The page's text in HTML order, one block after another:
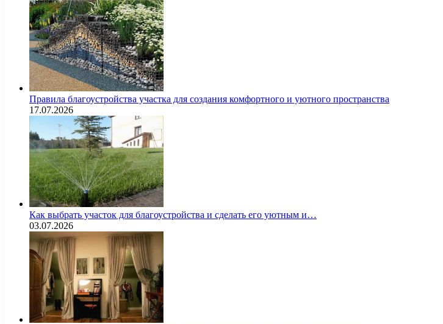
Правила благоустройства участка для создания комфортного и уютного пространства
17.07.2026
Как выбрать участок для благоустройства и сделать его уютным и…
03.07.2026